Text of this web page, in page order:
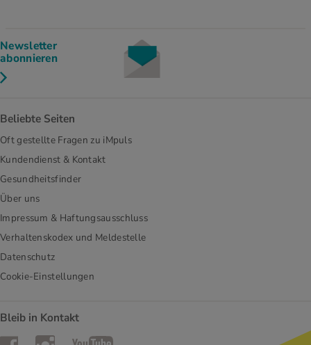
Newsletter
abonnieren
Beliebte Seiten
Oft gestellte Fragen zu iMpuls
Kundendienst & Kontakt
Gesundheitsfinder
Über uns
Impressum & Haftungsausschluss
Verhaltenskodex und Meldestelle
Datenschutz
Cookie-Einstellungen
Bleib in Kontakt
FacebookInstagramYouTube